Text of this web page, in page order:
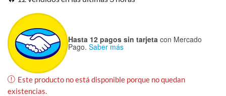
Hasta 12 pagos sin tarjeta con Mercado
Pago. Saber más
Este producto no está disponible porque no quedan
existencias.